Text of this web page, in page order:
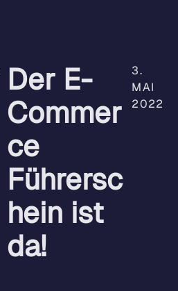
Der E-
Commer
ce
Führersc
hein ist
da!
3.
MAI
2022